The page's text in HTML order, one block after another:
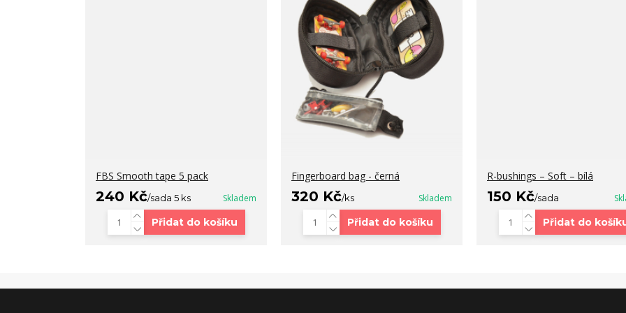
FBS Smooth tape 5 pack
240 Kč/sada 5 ks Skladem
Přidat do košíku
Fingerboard bag - černá
320 Kč/ks Skladem
Přidat do košíku
R-bushings – Soft – bílá
150 Kč/sada
Přidat do